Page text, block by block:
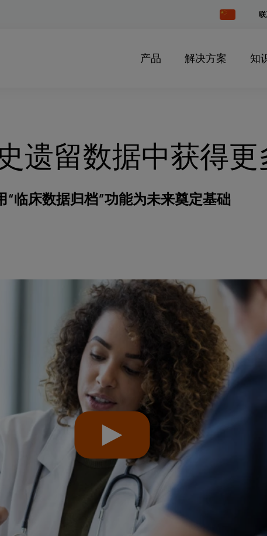
Change
Country
产品 解决方案 知
遗留数据中获得更
“临床数据归档”功能为未来奠定基础